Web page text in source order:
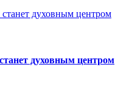
духовным центром